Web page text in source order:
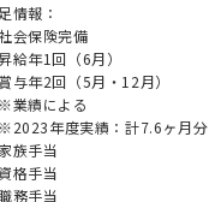
情報：
会保険完備
給年1回（6月）
与年2回（5月・12月）
績による
年度実績：計7.6ヶ月分
族手当
格手当
務手当